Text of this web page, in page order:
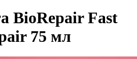
BioRepair Fast
75 мл